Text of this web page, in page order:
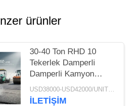
ürünler
30-40 Ton RHD 10
Tekerlek Damperli
Damperli Kamyon
SINOTRUK HOWO A7
İnşaat İçin
USD38000-USD42000/UNIT)negotiation MOQ:1 ADET
İLETIŞIM